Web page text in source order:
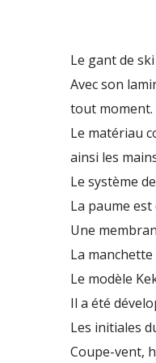
Le gant de
Avec son
tout moment.
Le matériau
ainsi les
Le système
La paume
Une
La
Le modèle
Il a été
Les initiales
Coupe-vent,